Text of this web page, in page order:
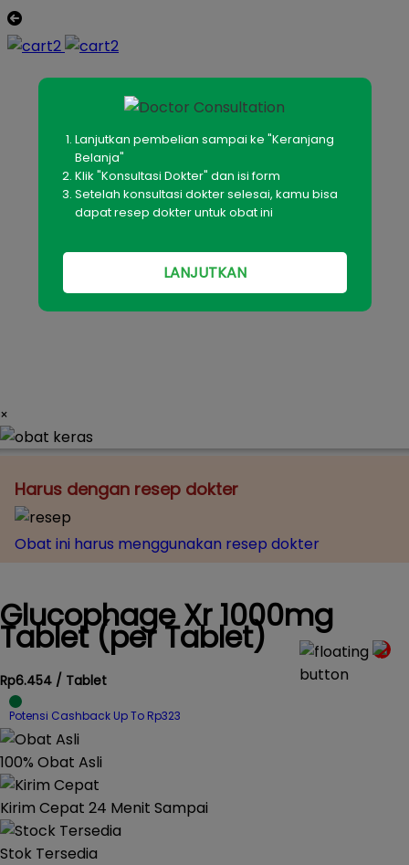
Lanjutkan pembelian sampai ke "Keranjang
Belanja"
Klik "Konsultasi Dokter" dan isi form
Setelah konsultasi dokter selesai, kamu bisa
dapat resep dokter untuk obat ini
LANJUTKAN
×
Harus dengan resep dokter
Obat ini harus menggunakan resep dokter
Glucophage Xr 1000mg
Tablet (per Tablet)
Rp6.454 / Tablet
Potensi Cashback Up To Rp323
100% Obat Asli
Kirim Cepat 24 Menit Sampai
Stok Tersedia